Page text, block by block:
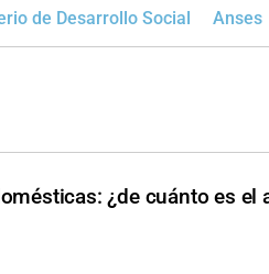
de Desarrollo Social Anses
¿de cuánto es el